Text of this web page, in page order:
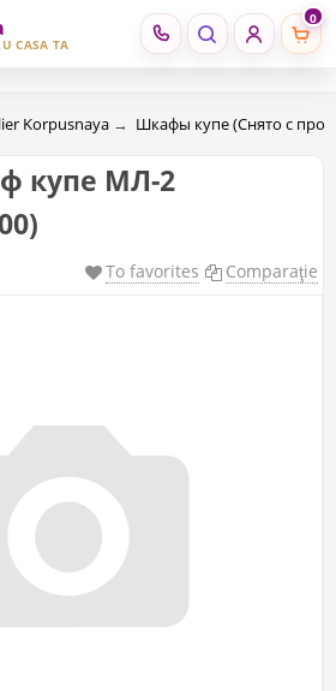
CASA TA
0
Korpusnaya → Шкафы купе (Cнято с
купе МЛ-2
To favorites Comparaţie